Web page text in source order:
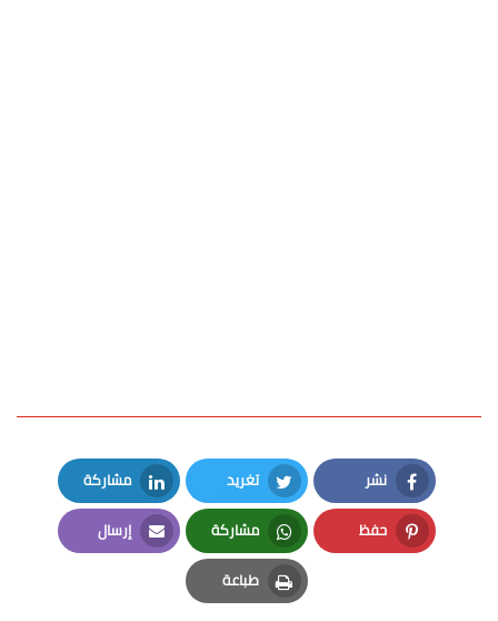
نشر
Facebook
تغريد
Twitter
مشاركة
LinkedIn
حفظ
Pinterest
مشاركة
Whatsapp
إرسال
Email
طباعة
Print